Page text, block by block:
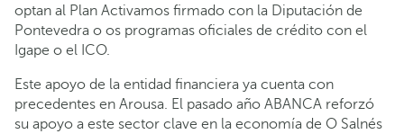
optan al Plan Activamos firmado con la Diputación de
Pontevedra o os programas oficiales de crédito con el
Igape o el ICO.
Este apoyo de la entidad financiera ya cuenta con
precedentes en Arousa. El pasado año ABANCA reforzó
su apoyo a este sector clave en la economía de O Salnés